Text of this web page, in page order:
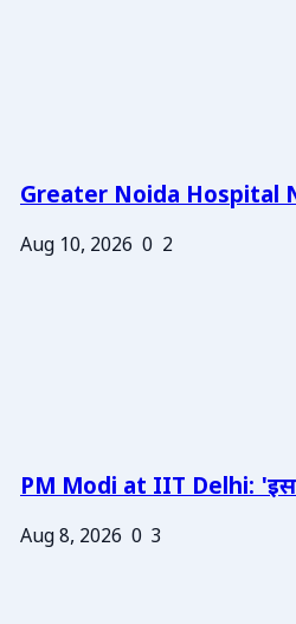
Greater Noida Hospital
Aug 10, 2026 0 2
PM Modi at IIT Delhi: 'इस
Aug 8, 2026 0 3